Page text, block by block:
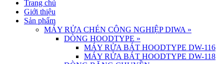
Trang chủ
Giới thiệu
Sản phẩm
MÁY RỬA CHÉN CÔNG NGHIỆP DIWA »
DÒNG HOODTYPE »
MÁY RỬA BÁT HOODTYPE DW-116
MÁY RỬA BÁT HOODTYPE DW-118